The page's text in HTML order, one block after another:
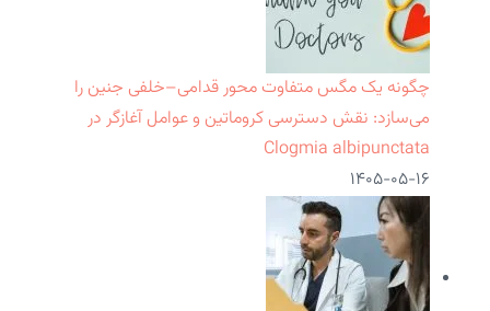
چگونه یک مگس متفاوت محور قدامی–خلفی جنین را
می‌سازد: نقش دسترسی کروماتین و عوامل آغازگر در
Clogmia albipunctata
۱۴۰۵-۰۵-۱۶